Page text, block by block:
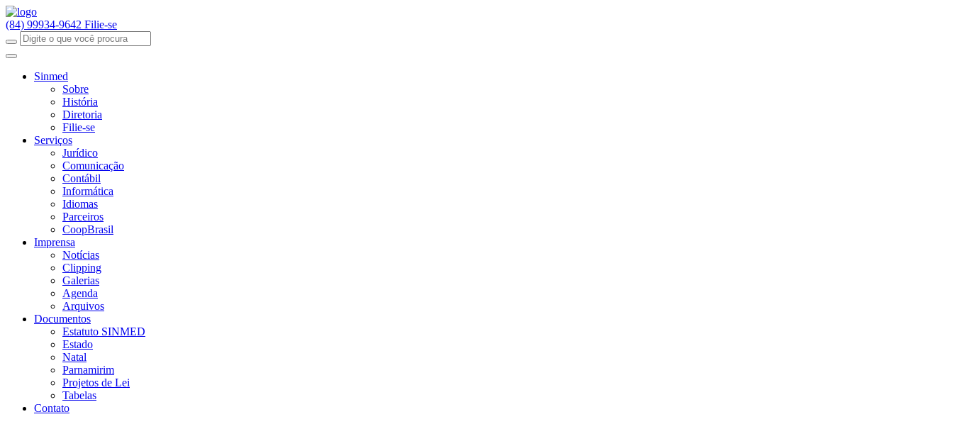
(84) 99934-9642 Filie-se
Sinmed
Sobre
História
Diretoria
Filie-se
Serviços
Jurídico
Comunicação
Contábil
Informática
Idiomas
Parceiros
CoopBrasil
Imprensa
Notícias
Clipping
Galerias
Agenda
Arquivos
Documentos
Estatuto SINMED
Estado
Natal
Parnamirim
Projetos de Lei
Tabelas
Contato